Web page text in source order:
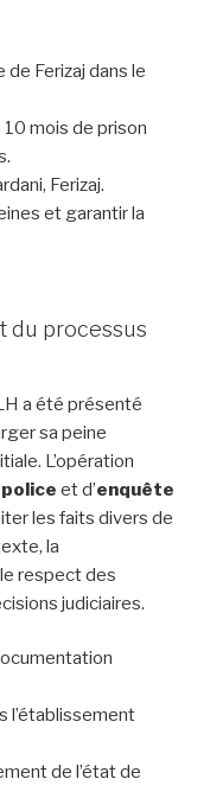
Ferizaj dans le
mois de prison
Ferizaj.
et garantir la
du processus
a été présenté
sa peine
L’opération
police et d’enquête
les faits divers de
la
respect des
judiciaires.
l’établissement
de l’état de